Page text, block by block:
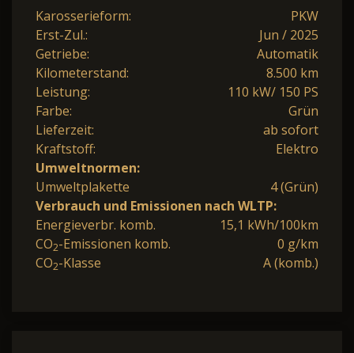
Karosserieform:
PKW
Erst-Zul.:
Jun / 2025
Getriebe:
Automatik
Kilometerstand:
8.500 km
Leistung:
110 kW/ 150 PS
Farbe:
Grün
Lieferzeit:
ab sofort
Kraftstoff:
Elektro
Umweltnormen:
Umweltplakette
4 (Grün)
Verbrauch und Emissionen nach WLTP:
Energieverbr. komb.
15,1 kWh/100km
CO2-Emissionen komb.
0 g/km
CO2-Klasse A (komb.)